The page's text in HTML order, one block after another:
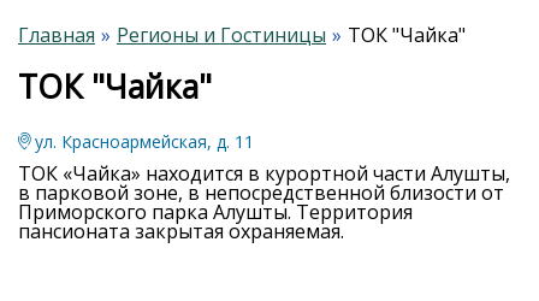
Главная
Регионы и Гостиницы ТОК "Чайка"
ТОК "Чайка"
ул. Красноармейская, д. 11
ТОК «Чайка» находится в курортной части Алушты,
в парковой зоне, в непосредственной близости от
Приморского парка Алушты. Территория
пансионата закрытая охраняемая.